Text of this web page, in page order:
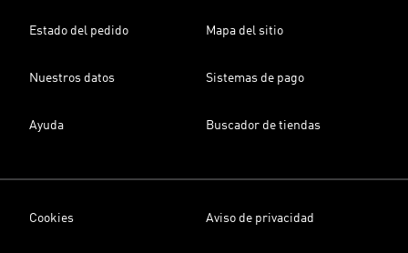
Estado del pedido Mapa del sitio
Nuestros datos Sistemas de pago
Ayuda Buscador de tiendas
Cookies Aviso de privacidad